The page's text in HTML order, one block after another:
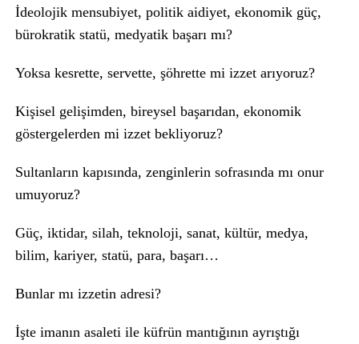
İdeolojik mensubiyet, politik aidiyet, ekonomik güç,
bürokratik statü, medyatik başarı mı?
Yoksa kesrette, servette, şöhrette mi izzet arıyoruz?
Kişisel gelişimden, bireysel başarıdan, ekonomik
göstergelerden mi izzet bekliyoruz?
Sultanların kapısında, zenginlerin sofrasında mı onur
umuyoruz?
Güç, iktidar, silah, teknoloji, sanat, kültür, medya,
bilim, kariyer, statü, para, başarı…
Bunlar mı izzetin adresi?
İşte imanın asaleti ile küfrün mantığının ayrıştığı